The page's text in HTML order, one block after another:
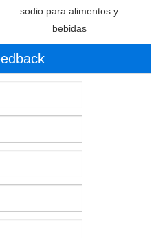
sodio para alimentos y
bebidas